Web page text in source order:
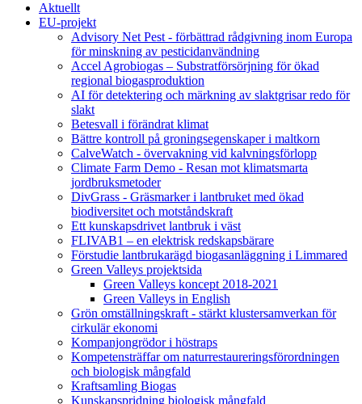
Aktuellt
EU-projekt
Advisory Net Pest - förbättrad rådgivning inom Europa
för minskning av pesticidanvändning
Accel Agrobiogas – Substratförsörjning för ökad
regional biogasproduktion
AI för detektering och märkning av slaktgrisar redo för
slakt
Betesvall i förändrat klimat
Bättre kontroll på groningsegenskaper i maltkorn
CalveWatch - övervakning vid kalvningsförlopp
Climate Farm Demo - Resan mot klimatsmarta
jordbruksmetoder
DivGrass - Gräsmarker i lantbruket med ökad
biodiversitet och motståndskraft
Ett kunskapsdrivet lantbruk i väst
FLIVAB1 – en elektrisk redskapsbärare
Förstudie lantbrukarägd biogasanläggning i Limmared
Green Valleys projektsida
Green Valleys koncept 2018-2021
Green Valleys in English
Grön omställningskraft - stärkt klustersamverkan för
cirkulär ekonomi
Kompanjongrödor i höstraps
Kompetensträffar om naturrestaureringsförordningen
och biologisk mångfald
Kraftsamling Biogas
Kunskapspridning biologisk mångfald